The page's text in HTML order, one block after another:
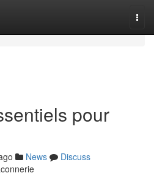
pour
News
Discuss